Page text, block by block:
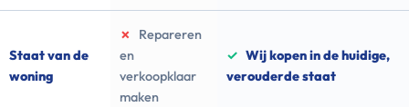
Staat van de
woning
✗
Repareren
en
verkoopklaar
maken
✓ Wij kopen in de huidige,
verouderde staat